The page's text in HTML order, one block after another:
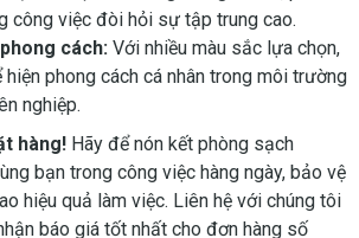
công việc đòi hỏi sự tập trung cao.
cách: Với nhiều màu sắc lựa chọn,
hiện phong cách cá nhân trong môi trường
nghiệp.
hàng! Hãy để nón kết phòng sạch
bạn trong công việc hàng ngày, bảo vệ
hiệu quả làm việc. Liên hệ với chúng tôi
báo giá tốt nhất cho đơn hàng số